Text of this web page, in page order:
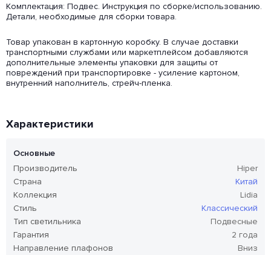
Комплектация: Подвес. Инструкция по сборке/использованию.
Детали, необходимые для сборки товара.
Товар упакован в картонную коробку. В случае доставки
транспортными службами или маркетплейсом добавляются
дополнительные элементы упаковки для защиты от
повреждений при транспортировке - усиление картоном,
внутренний наполнитель, стрейч-пленка.
Характеристики
Основные
Производитель
Hiper
Страна
Китай
Коллекция
Lidia
Стиль
Классический
Тип светильника
Подвесные
Гарантия
2 года
Направление плафонов
Вниз